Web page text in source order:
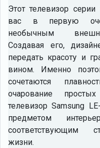
Этот телевизор серии
вас в первую
необычным
Создавая его,
передать красоту и
вином. Именно
сочетаются
очарование
телевизор Samsung
предметом
соответствующим
жизни.